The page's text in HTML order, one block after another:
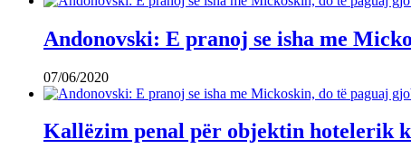
Andonovski: E pranoj se isha me
07/06/2020
Kallëzim penal për objektin hotelerik